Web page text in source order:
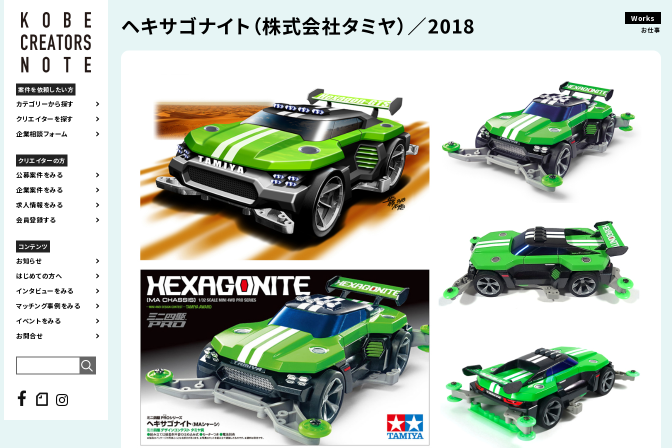
案件を依頼したい方
カテゴリーから探す
クリエイターを探す
企業相談フォーム
クリエイターの方
公募案件をみる
企業案件をみる
求人情報をみる
会員登録する
コンテンツ
お知らせ
はじめての方へ
インタビューをみる
マッチング事例をみる
イベントをみる
お問合せ
for:
Works
お仕事
ヘキサゴナイト（株式会社タミヤ）／2018